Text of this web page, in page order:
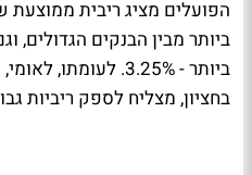
ביותר מבין הבנקים הגדולים,
ביותר - 3.25%.
בחציון, מצליח לספק ריביות